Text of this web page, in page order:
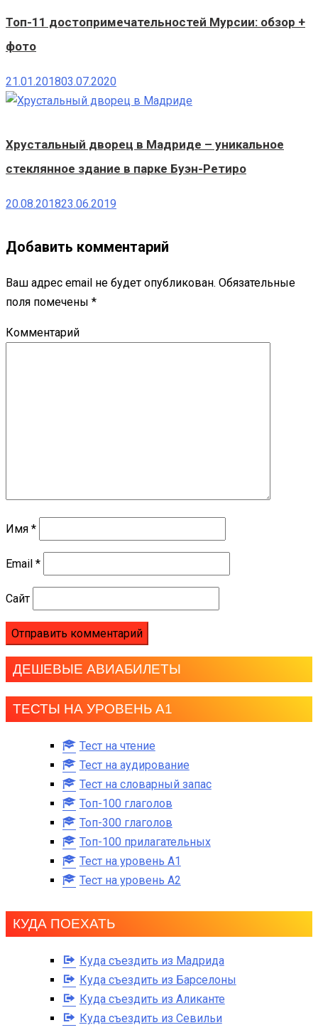
Топ-11 достопримечательностей Мурсии: обзор +
фото
21.01.201803.07.2020
Хрустальный дворец в Мадриде – уникальное
стеклянное здание в парке Буэн-Ретиро
20.08.201823.06.2019
Добавить комментарий
Ваш адрес email не будет опубликован. Обязательные
поля помечены *
Комментарий
Имя *
Email *
Сайт
ДЕШЕВЫЕ АВИАБИЛЕТЫ
ТЕСТЫ НА УРОВЕНЬ А1
Тест на чтение
Тест на аудирование
Тест на словарный запас
Топ-100 глаголов
Топ-300 глаголов
Топ-100 прилагательных
Тест на уровень A1
Тест на уровень A2
КУДА ПОЕХАТЬ
Куда съездить из Мадрида
Куда съездить из Барселоны
Куда съездить из Аликанте
Куда съездить из Севильи